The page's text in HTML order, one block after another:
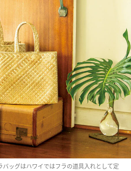
バッグはハワイではフラの道具入れとして定